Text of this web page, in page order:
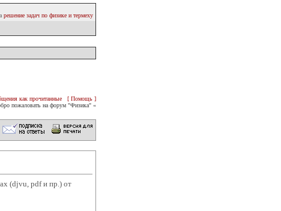
решение задач по физике и термеху
как прочитанные
[ Помощь ]
пожаловать на форум "Физика" «
(djvu, pdf и пр.) от